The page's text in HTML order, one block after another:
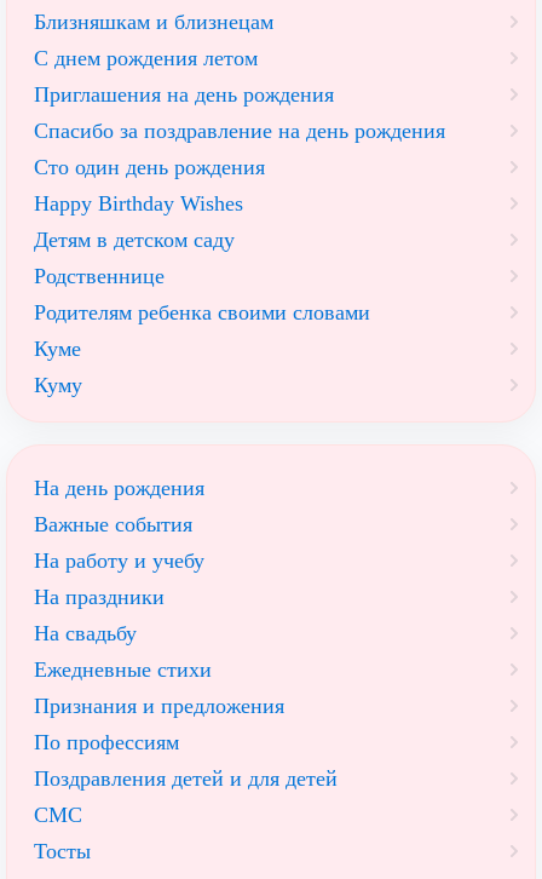
Близняшкам и близнецам
С днем рождения летом
Приглашения на день рождения
Спасибо за поздравление на день рождения
Сто один день рождения
Happy Birthday Wishes
Детям в детском саду
Родственнице
Родителям ребенка своими словами
Куме
Куму
На день рождения
Важные события
На работу и учебу
На праздники
На свадьбу
Ежедневные стихи
Признания и предложения
По профессиям
Поздравления детей и для детей
СМС
Тосты